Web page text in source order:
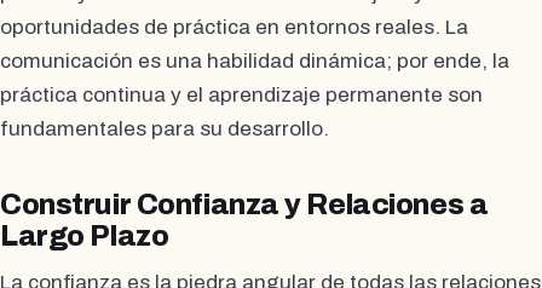
oportunidades de práctica en entornos reales. La
comunicación es una habilidad dinámica; por ende, la
práctica continua y el aprendizaje permanente son
fundamentales para su desarrollo.
Construir Confianza y Relaciones a
Largo Plazo
La confianza es la piedra angular de todas las relaciones